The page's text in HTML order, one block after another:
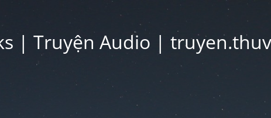
| Truyện Audio |